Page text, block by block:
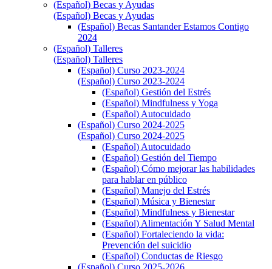
(Español) Becas y Ayudas
(Español) Becas y Ayudas
(Español) Becas Santander Estamos Contigo
2024
(Español) Talleres
(Español) Talleres
(Español) Curso 2023-2024
(Español) Curso 2023-2024
(Español) Gestión del Estrés
(Español) Mindfulness y Yoga
(Español) Autocuidado
(Español) Curso 2024-2025
(Español) Curso 2024-2025
(Español) Autocuidado
(Español) Gestión del Tiempo
(Español) Cómo mejorar las habilidades
para hablar en público
(Español) Manejo del Estrés
(Español) Música y Bienestar
(Español) Mindfulness y Bienestar
(Español) Alimentación Y Salud Mental
(Español) Fortaleciendo la vida:
Prevención del suicidio
(Español) Conductas de Riesgo
(Español) Curso 2025-2026